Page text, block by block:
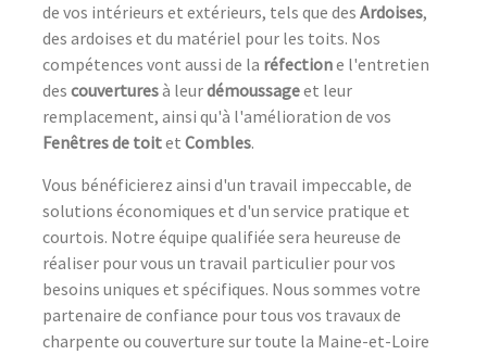
de vos intérieurs et extérieurs, tels que des Ardoises,
des ardoises et du matériel pour les toits. Nos
compétences vont aussi de la réfectione l'entretien
des couverturesà leurdémoussageet leur
remplacement, ainsi qu'à l'amélioration de vos
Fenêtres de toitet Combles.
Vous bénéficierez ainsi d'un travail impeccable, de
solutions économiques et d'un service pratique et
courtois. Notre équipe qualifiée sera heureuse de
réaliser pour vous un travail particulier pour vos
besoins uniques et spécifiques. Nous sommes votre
partenaire de confiance pour tous vos travaux de
charpente ou couverture sur toute la Maine-et-Loire